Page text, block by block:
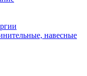
навесные